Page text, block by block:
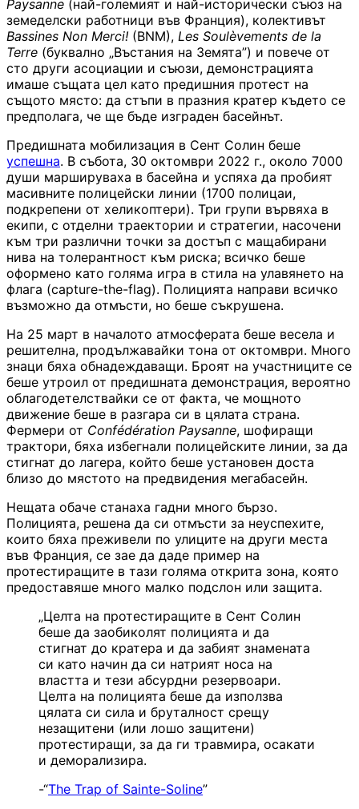
Paysanne (най-големият и най-исторически съюз на
земеделски работници във Франция), колективът
Bassines Non Merci! (BNM), Les Soulèvements de la
Terre (буквално „Въстания на Земята”) и повече от
сто други асоциации и съюзи, демонстрацията
имаше същата цел като предишния протест на
същото място: да стъпи в празния кратер където се
предполага, че ще бъде изграден басейнът.
Предишната мобилизация в Сент Солин беше
успешна. В събота, 30 октомври 2022 г., около 7000
души маршируваха в басейна и успяха да пробият
масивните полицейски линии (1700 полицаи,
подкрепени от хеликоптери). Три групи вървяха в
екипи, с отделни траектории и стратегии, насочени
към три различни точки за достъп с мащабирани
нива на толерантност към риска; всичко беше
оформено като голяма игра в стила на улавянето на
флага (capture-the-flag). Полицията направи всичко
възможно да отмъсти, но беше съкрушена.
На 25 март в началото атмосферата беше весела и
решителна, продължавайки тона от октомври. Много
знаци бяха обнадеждаващи. Броят на участниците се
беше утроил от предишната демонстрация, вероятно
облагодетелствайки се от факта, че мощното
движение беше в разгара си в цялата страна.
Фермери от Confédération Paysanne, шофиращи
трактори, бяха избегнали полицейските линии, за да
стигнат до лагера, който беше установен доста
близо до мястото на предвидения мегабасейн.
Нещата обаче станаха гадни много бързо.
Полицията, решена да си отмъсти за неуспехите,
които бяха преживели по улиците на други места
във Франция, се зае да даде пример на
протестиращите в тази голяма открита зона, която
предоставяше много малко подслон или защита.
„Целта на протестиращите в Сент Солин
беше да заобиколят полицията и да
стигнат до кратера и да забият знамената
си като начин да си натрият носа на
властта и тези абсурдни резервоари.
Целта на полицията беше да използва
цялата си сила и бруталност срещу
незащитени (или лошо защитени)
протестиращи, за да ги травмира, осакати
и деморализира.
-“The Trap of Sainte-Soline”